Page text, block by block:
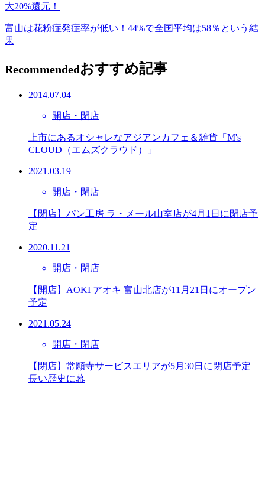
大20%還元！
富山は花粉症発症率が低い！44%で全国平均は58％という結
果
Recommendedおすすめ記事
2014.07.04
開店・閉店
上市にあるオシャレなアジアンカフェ＆雑貨「M's
CLOUD（エムズクラウド）」
2021.03.19
開店・閉店
【閉店】パン工房 ラ・メール山室店が4月1日に閉店予
定
2020.11.21
開店・閉店
【開店】AOKI アオキ 富山北店が11月21日にオープン
予定
2021.05.24
開店・閉店
【閉店】常願寺サービスエリアが5月30日に閉店予定
長い歴史に幕